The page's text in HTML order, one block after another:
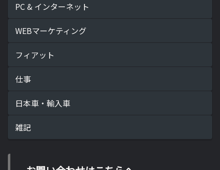
PC & インターネット
WEBマーケティング
フィアット
仕事
日本車・輸入車
雑記